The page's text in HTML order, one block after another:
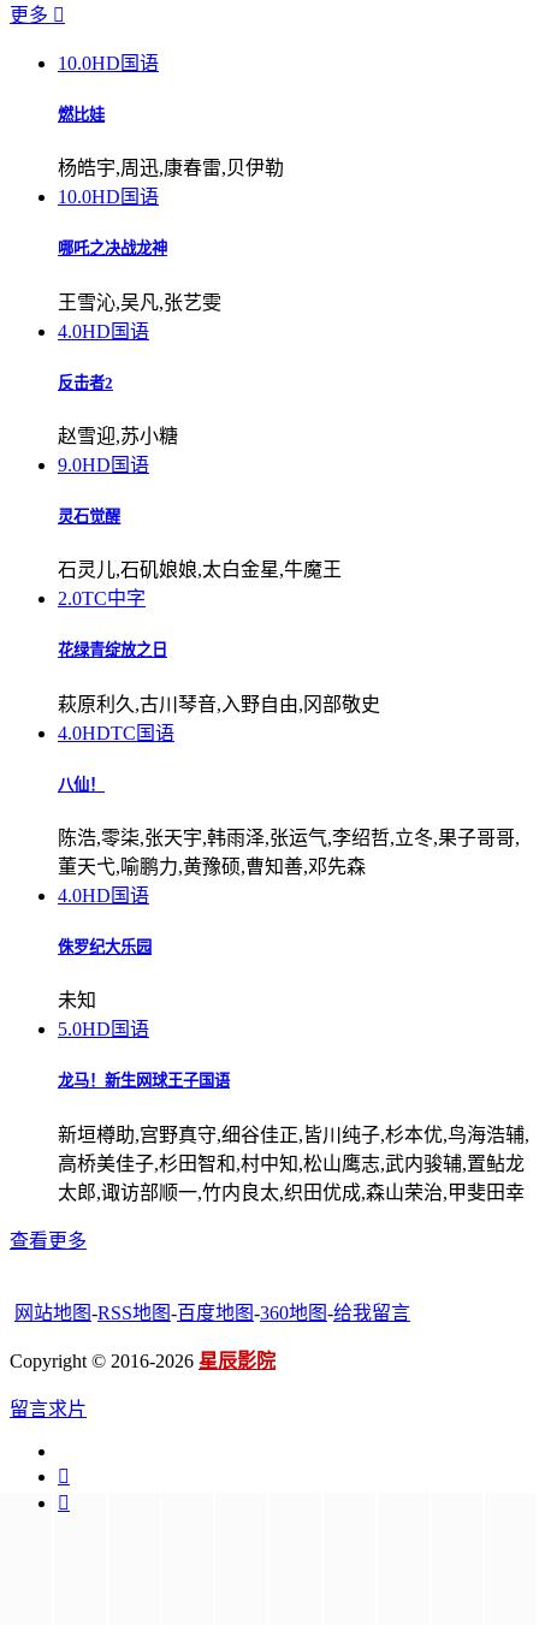
更多 
10.0HD国语
燃比娃
杨皓宇,周迅,康春雷,贝伊勒
10.0HD国语
哪吒之决战龙神
王雪沁,吴凡,张艺雯
4.0HD国语
反击者2
赵雪迎,苏小糖
9.0HD国语
灵石觉醒
石灵儿,石矶娘娘,太白金星,牛魔王
2.0TC中字
花绿青绽放之日
萩原利久,古川琴音,入野自由,冈部敬史
4.0HDTC国语
八仙！
陈浩,零柒,张天宇,韩雨泽,张运气,李绍哲,立冬,果子哥哥,
董天弋,喻鹏力,黄豫硕,曹知善,邓先森
4.0HD国语
侏罗纪大乐园
未知
5.0HD国语
龙马！新生网球王子国语
新垣樽助,宫野真守,细谷佳正,皆川纯子,杉本优,鸟海浩辅,
高桥美佳子,杉田智和,村中知,松山鹰志,武内骏辅,置鲇龙
太郎,诹访部顺一,竹内良太,织田优成,森山荣治,甲斐田幸
查看更多
网站地图-RSS地图-百度地图-360地图-给我留言
Copyright © 2016-2026 星辰影院
留言求片

